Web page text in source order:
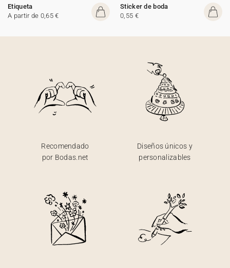
Etiqueta
A partir de 0,65 €
Sticker de boda
0,55 €
Recomendado
por Bodas.net
Diseños únicos y
personalizables